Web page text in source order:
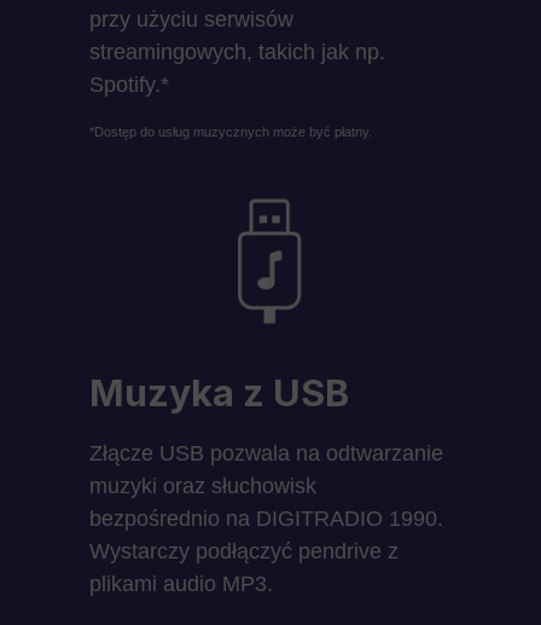
przy użyciu serwisów
streamingowych, takich jak np.
Spotify.*
*Dostęp do usług muzycznych może być płatny.
Muzyka z USB
Złącze USB pozwala na odtwarzanie
muzyki oraz słuchowisk
bezpośrednio na DIGITRADIO 1990.
Wystarczy podłączyć pendrive z
plikami audio MP3.